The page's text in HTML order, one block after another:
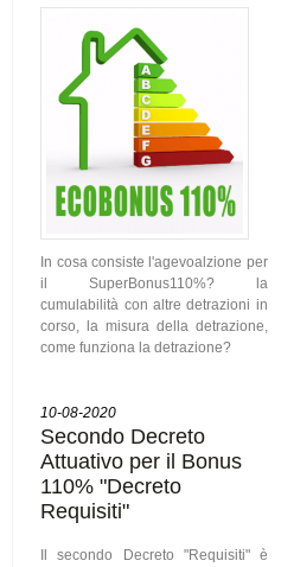
In cosa consiste l'agevoalzione per
il SuperBonus110%? la
cumulabilità con altre detrazioni in
corso, la misura della detrazione,
come funziona la detrazione?
10-08-2020
Secondo Decreto
Attuativo per il Bonus
110% "Decreto
Requisiti"
Il secondo Decreto "Requisiti" è